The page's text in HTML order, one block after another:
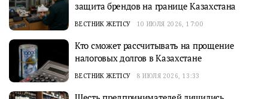
защита брендов на границе Казахстана
ВЕСТНИК ЖЕТІСУ 10 ИЮЛЯ 2026, 17:00
Кто сможет рассчитывать на прощение
налоговых долгов в Казахстане
ВЕСТНИК ЖЕТІСУ 8 ИЮЛЯ 2026, 13:33